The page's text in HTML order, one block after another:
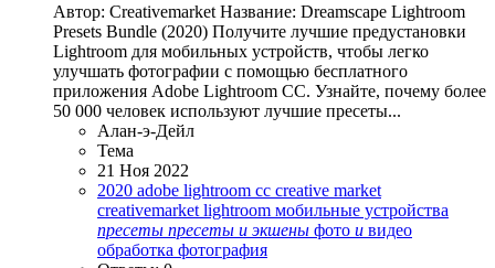
Автор: Creativemarket Название: Dreamscape Lightroom
Presets Bundle (2020) Получите лучшие предустановки
Lightroom для мобильных устройств, чтобы легко
улучшать фотографии с помощью бесплатного
приложения Adobe Lightroom CC. Узнайте, почему более
50 000 человек используют лучшие пресеты...
Алан-э-Дейл
Тема
21 Ноя 2022
2020 adobe lightroom cc creative market
creativemarket lightroom мобильные устройства
пресеты пресеты и экшены фото и видео
обработка фотография